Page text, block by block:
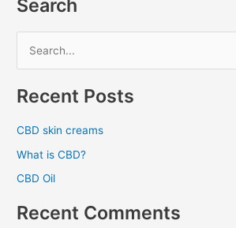
Search
a
h
f
Recent Posts
CBD skin creams
What is CBD?
CBD Oil
Recent Comments